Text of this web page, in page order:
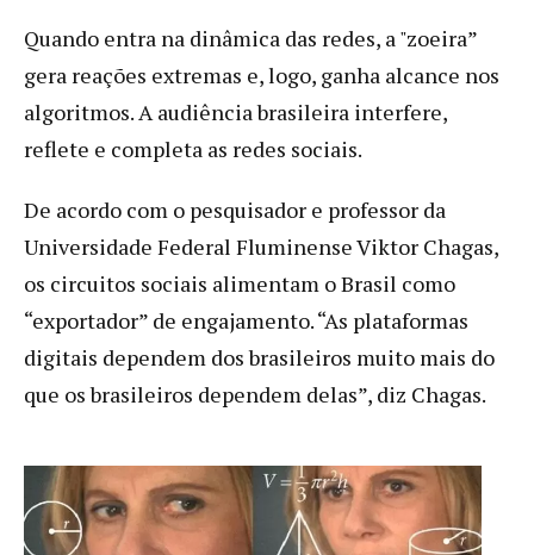
Quando entra na dinâmica das redes, a "zoeira”
gera reações extremas e, logo, ganha alcance nos
algoritmos. A audiência brasileira interfere,
reflete e completa as redes sociais.
De acordo com o pesquisador e professor da
Universidade Federal Fluminense Viktor Chagas,
os circuitos sociais alimentam o Brasil como
“exportador” de engajamento. “As plataformas
digitais dependem dos brasileiros muito mais do
que os brasileiros dependem delas”, diz Chagas.